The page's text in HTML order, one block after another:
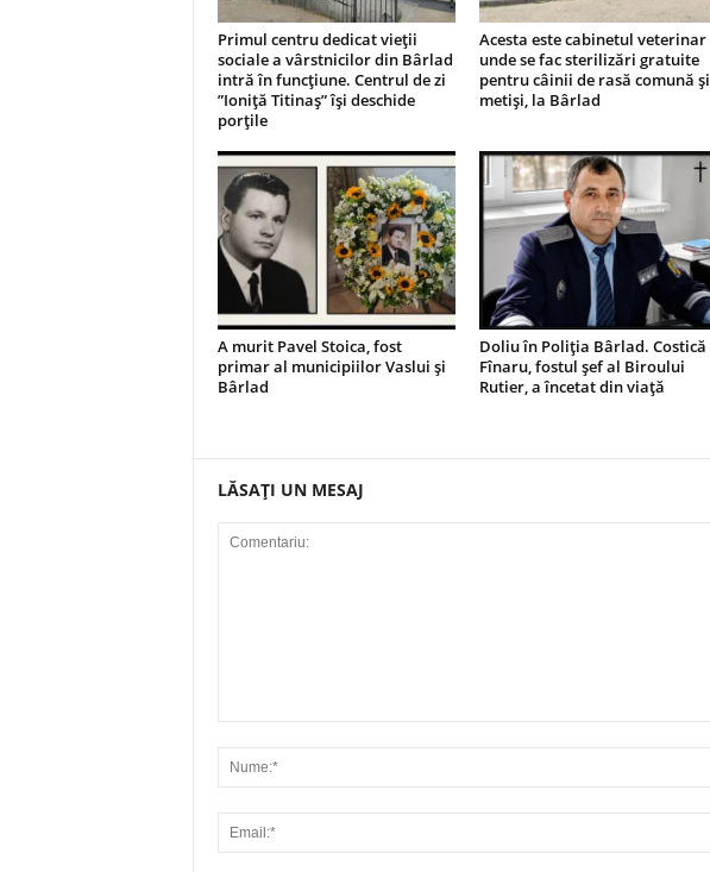
Primul centru dedicat vieții
sociale a vârstnicilor din Bârlad
intră în funcțiune. Centrul de zi
”Ioniță Titinaș” își deschide
porțile
Acesta este cabinetul veterinar
unde se fac sterilizări gratuite
pentru câinii de rasă comună și
metiși, la Bârlad
A murit Pavel Stoica, fost
primar al municipiilor Vaslui și
Bârlad
Doliu în Poliția Bârlad. Costică
Fînaru, fostul șef al Biroului
Rutier, a încetat din viață
LĂSAȚI UN MESAJ